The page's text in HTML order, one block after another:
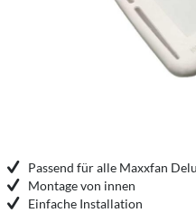
Passend für alle Maxxfan
Montage von innen
Einfache Installation